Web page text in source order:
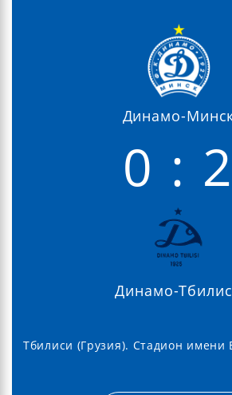
Динамо-
0 : 2
Динамо-
Тбилиси (Грузия). Стадион имени